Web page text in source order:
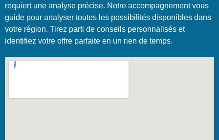
requiert une analyse précise. Notre accompagnement vous
guide pour analyser toutes les possibilités disponibles dans
votre région. Tirez parti de conseils personnalisés et
identifiez votre offre parfaite en un rien de temps.